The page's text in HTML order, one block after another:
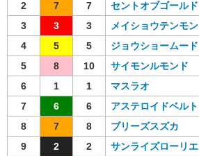
2
7 7 セントオブゴールド
3
3 3 メイショウテンモン
4
5 5 ジョウショームード
5
8 10 サイモンルモンド
6
1 1 マスラオ
7
6 6 アステロイドベルト
8
7 8 ブリーズスズカ
9
2 2 サンライズローリエ